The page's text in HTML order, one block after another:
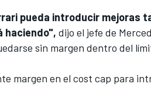
pueda introducir mejoras
haciendo", dijo el jefe de
sin margen dentro del
margen en el cost cap para